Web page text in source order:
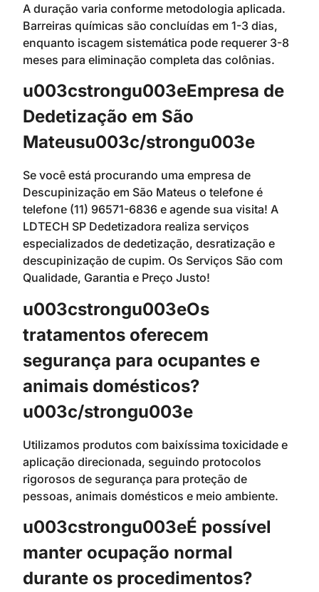
A duração varia conforme metodologia aplicada.
Barreiras químicas são concluídas em 1-3 dias,
enquanto iscagem sistemática pode requerer 3-8
meses para eliminação completa das colônias.
u003cstrongu003eEmpresa de
Dedetização em São
Mateusu003c/strongu003e
Se você está procurando uma empresa de
Descupinização em São Mateus o telefone é
telefone (11) 96571-6836 e agende sua visita! A
LDTECH SP Dedetizadora realiza serviços
especializados de dedetização, desratização e
descupinização de cupim. Os Serviços São com
Qualidade, Garantia e Preço Justo!
u003cstrongu003eOs
tratamentos oferecem
segurança para ocupantes e
animais domésticos?
u003c/strongu003e
Utilizamos produtos com baixíssima toxicidade e
aplicação direcionada, seguindo protocolos
rigorosos de segurança para proteção de
pessoas, animais domésticos e meio ambiente.
u003cstrongu003eÉ possível
manter ocupação normal
durante os procedimentos?